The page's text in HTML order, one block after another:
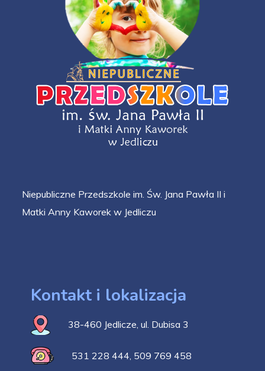
Niepubliczne Przedszkole im. Św. Jana Pawła II i
Matki Anny Kaworek w Jedliczu
Kontakt i lokalizacja
38-460 Jedlicze, ul. Dubisa 3
531 228 444, 509 769 458